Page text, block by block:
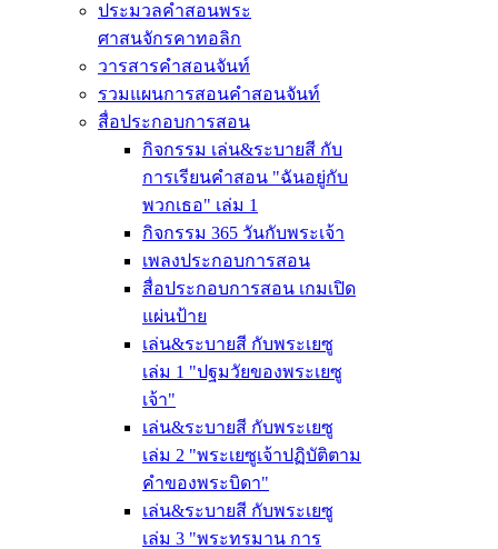
ประมวลคำสอนพระ
ศาสนจักรคาทอลิก
วารสารคำสอนจันท์
รวมแผนการสอนคำสอนจันท์
สื่อประกอบการสอน
กิจกรรม เล่น&ระบายสี กับ
การเรียนคำสอน "ฉันอยู่กับ
พวกเธอ" เล่ม 1
กิจกรรม 365 วันกับพระเจ้า
เพลงประกอบการสอน
สื่อประกอบการสอน เกมเปิด
แผ่นป้าย
เล่น&ระบายสี กับพระเยซู
เล่ม 1 "ปฐมวัยของพระเยซู
เจ้า"
เล่น&ระบายสี กับพระเยซู
เล่ม 2 "พระเยซูเจ้าปฏิบัติตาม
คำของพระบิดา"
เล่น&ระบายสี กับพระเยซู
เล่ม 3 "พระทรมาน การ